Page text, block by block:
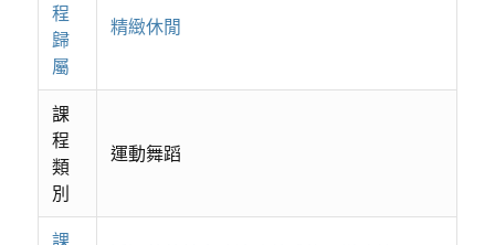
程
歸
屬
精緻休閒
課
程
類
別
運動舞蹈
課